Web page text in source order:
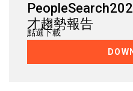
才趨勢報告
點選下載